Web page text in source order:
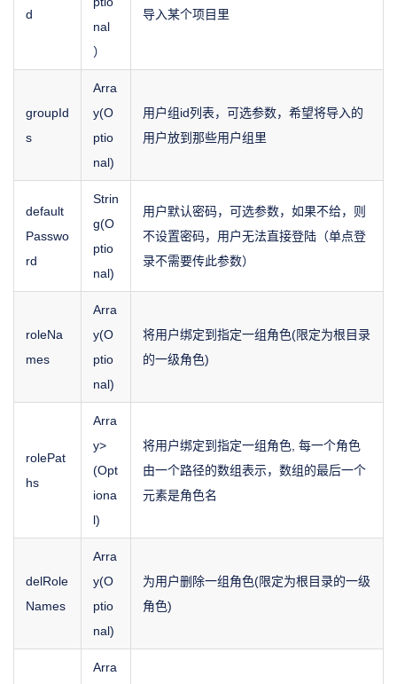
d
nal
）
导入某个项目里
groupId
s
Arra
y(O
ptio
nal)
用户组id列表，可选参数，希望将导入的
用户放到那些用户组里
default
Passwo
rd
Strin
g(O
ptio
nal)
用户默认密码，可选参数，如果不给，则
不设置密码，用户无法直接登陆（单点登
录不需要传此参数）
roleNa
mes
Arra
y(O
ptio
nal)
将用户绑定到指定一组角色(限定为根目录
的一级角色)
rolePat
hs
Arra
y>
(Opt
iona
l)
将用户绑定到指定一组角色, 每一个角色
由一个路径的数组表示，数组的最后一个
元素是角色名
delRole
Names
Arra
y(O
ptio
nal)
为用户删除一组角色(限定为根目录的一级
角色)
Arra